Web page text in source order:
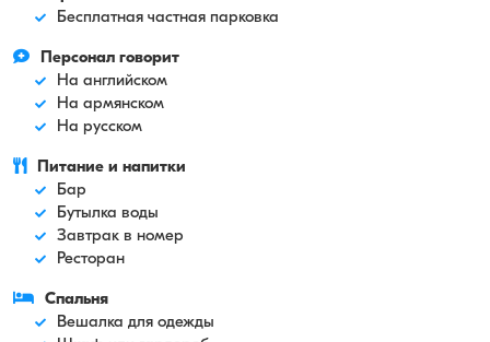
Бесплатная частная парковка
Персонал говорит
На английском
На армянском
На русском
Питание и напитки
Бар
Бутылка воды
Завтрак в номер
Ресторан
Спальня
Вешалка для одежды